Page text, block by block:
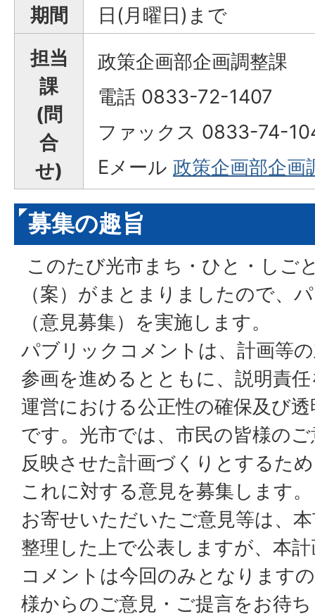
期間
日(月曜日)まで
担当
課
(問
合
せ)
政策企画部企画調整課
電話 0833-72-1407
ファックス 0833-74-
Eメール 政策企画部企画
募集の趣旨
このたび光市まち・ひと・しご
（案）がまとまりましたので、
（意見募集）を実施します。
パブリックコメントは、計画等
参画を進めるとともに、説明責
運営における公正性の確保及び
です。光市では、市民の皆様の
反映させた計画づくりとするた
これに対する意見を募集します。
お寄せいただいたご意見等は、
整理した上で公表しますが、本
コメントは今回のみとなります
様からのご意見・ご提言をお待